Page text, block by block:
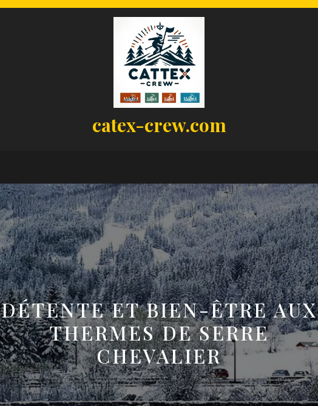
catex-crew.com
DÉTENTE ET BIEN-ÊTRE AUX
THERMES DE SERRE
CHEVALIER